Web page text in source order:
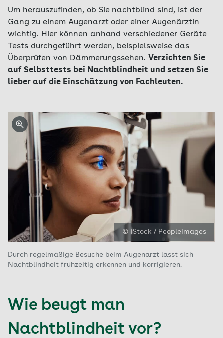
Um herauszufinden, ob Sie nachtblind sind, ist der
Gang zu einem Augenarzt oder einer Augenärztin
wichtig. Hier können anhand verschiedener Geräte
Tests durchgeführt werden, beispielsweise das
Überprüfen von Dämmerungssehen. Verzichten Sie
auf Selbsttests bei Nachtblindheit und setzen Sie
lieber auf die Einschätzung von Fachleuten.
© iStock / PeopleImages
Durch regelmäßige Besuche beim Augenarzt lässt sich
Nachtblindheit frühzeitig erkennen und korrigieren.
Wie beugt man
Nachtblindheit vor?